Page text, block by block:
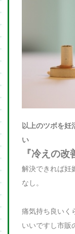
以上のツボを妊
い
『冷えの改
解決できれば妊
なし。
痛気持ち良いく
いいですし市販